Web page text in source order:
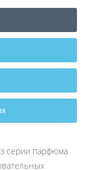
серии парфюма